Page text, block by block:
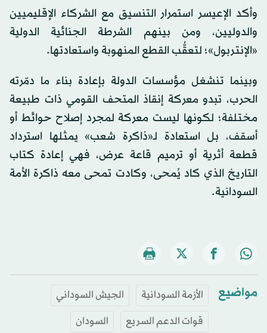
وأكد الإعيسر استمرار التنسيق مع الشركاء الإقليميين
والدوليين، ومن بينهم الشرطة الجنائية الدولية
«الإنتربول»؛ لتعقُّب القطع المنهوبة واستعادتها.
وبينما تنشغل مؤسسات الدولة بإعادة بناء ما دمّرته
الحرب، تبدو معركة إنقاذ المتحف القومي ذات طبيعة
مختلفة؛ لكونها ليست معركة لمجرد إصلاح حوائط أو
أسقف، بل استعادة لـ«ذاكرة شعب» يمثلها استرداد
قطعة أثرية أو ترميم قاعة عرض، فهي إعادة كتاب
التاريخ الذي كاد يُمحى، وكادت تمحى معه ذاكرة الأمة
السودانية.
مواضيع الأزمة السودانية
الجيش السوداني
قوات الدعم السريع
السودان